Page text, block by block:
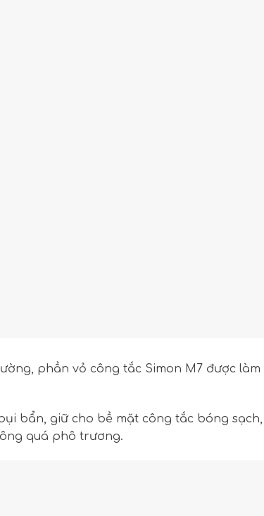
phần vỏ công tắc Simon M7 được
bẩn, giữ cho bề mặt công tắc bóng
quá phô trương.